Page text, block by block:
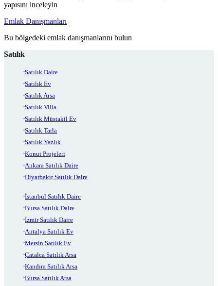
yapısını inceleyin
Emlak Danışmanları
Bu bölgedeki emlak danışmanlarını bulun
Satılık
Satılık Daire
Satılık Ev
Satılık Arsa
Satılık Villa
Satılık Müstakil Ev
Satılık Tarla
Satılık Yazlık
Konut Projeleri
Ankara Satılık Daire
Diyarbakır Satılık Daire
İstanbul Satılık Daire
Bursa Satılık Daire
İzmir Satılık Daire
Antalya Satılık Ev
Mersin Satılık Ev
Çatalca Satılık Arsa
Kandıra Satılık Arsa
Bursa Satılık Arsa